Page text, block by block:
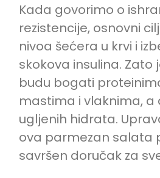
Kada govorimo o
rezistencije, osnovni
nivoa šećera u krvi i
skokova insulina. Zato
budu bogati
mastima i vlaknima, a
ugljenih hidrata.
ova parmezan salata
savršen doručak za